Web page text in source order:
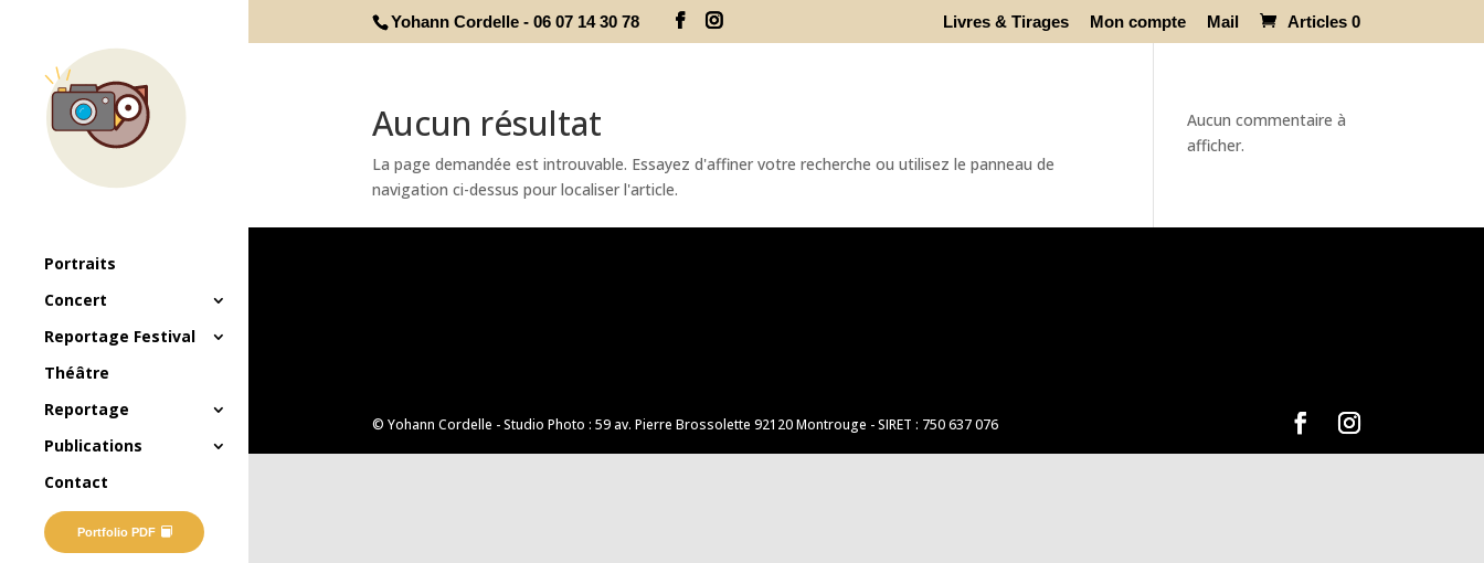
Yohann Cordelle - 06 07 14 30 78 Livres & Tirages Mon compte Mail Articles 0
Portraits
Concert
Reportage Festival
Théâtre
Reportage
Publications
Contact
Portfolio PDF
Aucun résultat
La page demandée est introuvable. Essayez d'affiner votre recherche ou utilisez le panneau de
navigation ci-dessus pour localiser l'article.
Aucun commentaire à
afficher.
© Yohann Cordelle - Studio Photo : 59 av. Pierre Brossolette 92120 Montrouge - SIRET : 750 637 076